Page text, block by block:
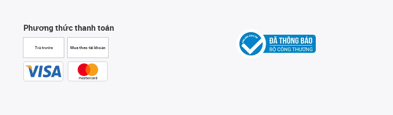
Phương thức thanh toán
Trả trước Mua theo tài khoản